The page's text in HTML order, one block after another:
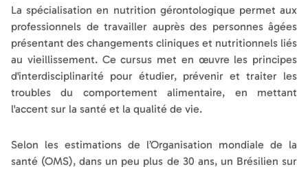
La spécialisation en nutrition gérontologique permet aux
professionnels de travailler auprès des personnes âgées
présentant des changements cliniques et nutritionnels liés
au vieillissement. Ce cursus met en œuvre les principes
d'interdisciplinarité pour étudier, prévenir et traiter les
troubles du comportement alimentaire, en mettant
l'accent sur la santé et la qualité de vie.
Selon les estimations de l’Organisation mondiale de la
santé (OMS), dans un peu plus de 30 ans, un Brésilien sur